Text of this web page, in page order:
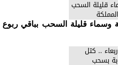
وسماء قليلة السحب بباقي ربوع